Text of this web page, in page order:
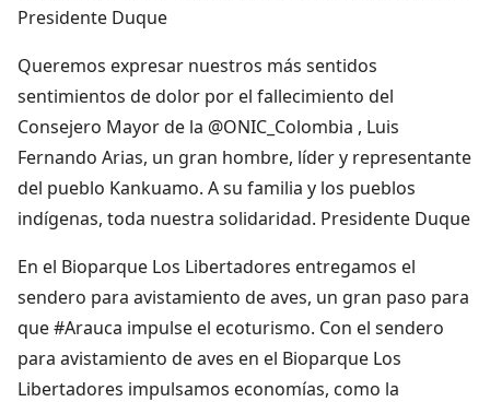
Presidente Duque
Queremos expresar nuestros más sentidos
sentimientos de dolor por el fallecimiento del
Consejero Mayor de la @ONIC_Colombia , Luis
Fernando Arias, un gran hombre, líder y representante
del pueblo Kankuamo. A su familia y los pueblos
indígenas, toda nuestra solidaridad. Presidente Duque
En el Bioparque Los Libertadores entregamos el
sendero para avistamiento de aves, un gran paso para
que #Arauca impulse el ecoturismo. Con el sendero
para avistamiento de aves en el Bioparque Los
Libertadores impulsamos economías, como la